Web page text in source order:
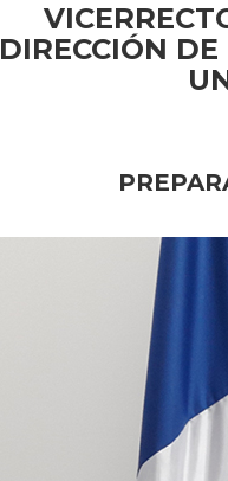
DIRECCIÓN